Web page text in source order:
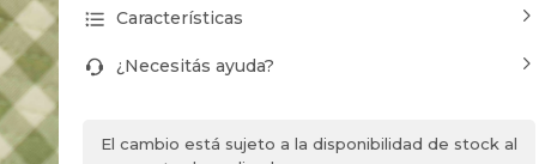
Características
¿Necesitás ayuda?
El cambio está sujeto a la disponibilidad de stock al